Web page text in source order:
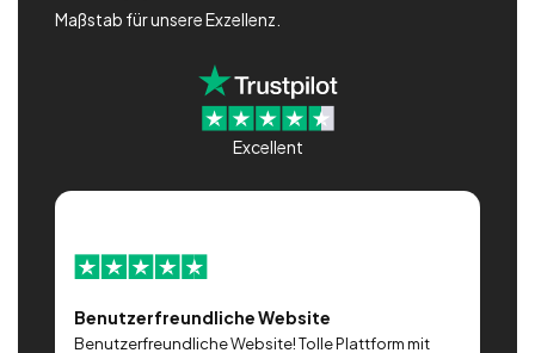
Maßstab für unsere Exzellenz.
Excellent
Benutzerfreundliche Website
Benutzerfreundliche Website! Tolle Plattform mit